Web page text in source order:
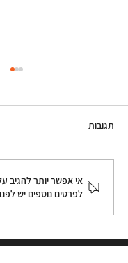
זה באמת שיעור
נוער דרך תיאטרון
תגובות
אי אפשר יותר להגיב
לפרטים נוספים יש